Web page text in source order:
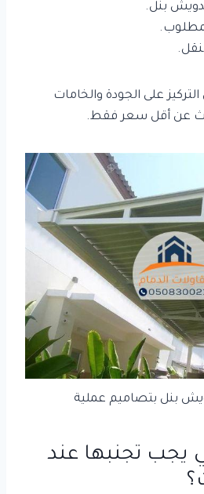
بنل.
على الجودة والخامات
عن أقل سعر فقط.
بنل بتصاميم عملية
يجب تجنبها عند